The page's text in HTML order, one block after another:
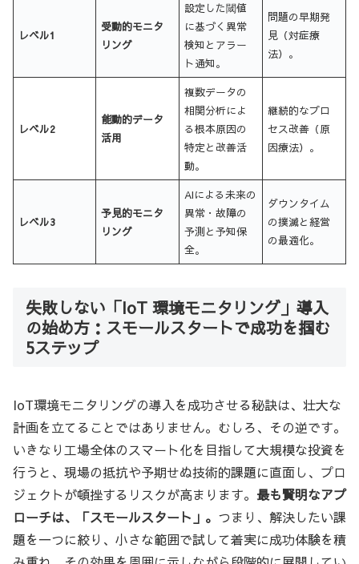
レベル1
受動的モニタ
リング
設定した閾値
に基づく異常
検知とアラー
ト通知。
問題の早期発
見（対症療
法）。
レベル2
能動的データ
活用
複数データの
相関分析によ
る根本原因の
特定と改善活
動。
継続的なプロ
セス改善（原
因療法）。
レベル3
予見的モニタ
リング
AIによる未来の
異常・故障の
予測と予知保
全。
ダウンタイム
の撲滅と経営
の最適化。
失敗しない「IoT 環境モニタリング」導入
の始め方：スモールスタートで成功を掴む
5ステップ
IoT環境モニタリングの導入を成功させる秘訣は、壮大な
計画を立てることではありません。むしろ、その逆です。
いきなり工場全体のスマート化を目指して大規模な投資を
行うと、現場の抵抗や予期せぬ技術的課題に直面し、プロ
ジェクトが頓挫するリスクが高まります。 最も賢明なアプ
ローチは、「スモールスタート」。 つまり、解決したい課
題を一つに絞り、小さな範囲で試して着実に成功体験を積